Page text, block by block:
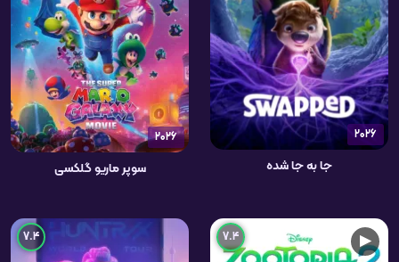
2026
جا به جا شده
2026
سوپر ماریو گلکسی
▶
7.4
7.4